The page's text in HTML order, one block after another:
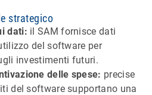
strategico
dati: il SAM fornisce dati
del software per
investimenti futuri.
delle spese: precise
del software supportano una